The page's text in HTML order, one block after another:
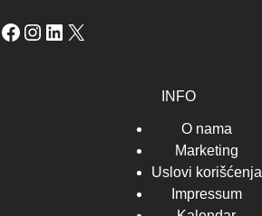
Facebook
Instagram
LinkedIn
X
INFO
O nama
Marketing
Uslovi korišćenja
Impressum